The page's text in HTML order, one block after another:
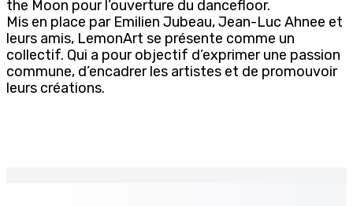
the Moon pour l’ouverture du dancefloor.
Mis en place par Emilien Jubeau, Jean-Luc Ahnee et
leurs amis, LemonArt se présente comme un
collectif. Qui a pour objectif d’exprimer une passion
commune, d’encadrer les artistes et de promouvoir
leurs créations.